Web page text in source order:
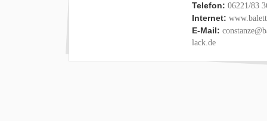
Telefon: 06221/83
Internet:
E-Mail:
lack.de